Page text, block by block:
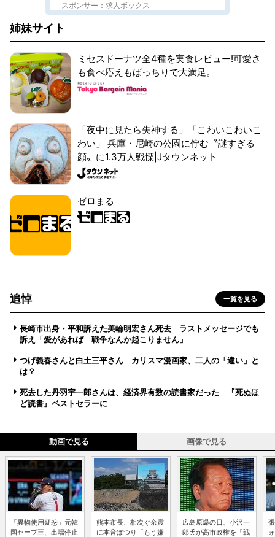
スポンサー：求人ボックス
姉妹サイト
ミセスドーナツ全4種を実食レビュー!可愛さ
も食べ応えもばっちりで大満足。
「夜中に見たら失神する」「こわいこわいこ
わい」 兵庫・尼崎の公園に佇む〝謎すぎる
顔〟に1.3万人戦慄|Jタウンネット
ゼロまる
追悼 一覧を見る
長崎市出身・平和訴えた美輪明宏さん死去 ラストメッセージでも
訴え「愛があれば 戦争なんか起こりません」
つげ義春さんと白土三平さん カリスマ漫画家、二人の「違い」と
は？
死去した丹羽宇一郎さんは、経済界有数の読書家だった 『死ぬほ
ど読書』ベストセラーに
動画で見る 画像で見る
「異物使用疑惑」元韓
国セーブ王、出場停止
熊本市長、相次ぐ余震
に本音ぽつり「もう嫌
広島原爆の日、小沢一
郎氏が高市政権を「戦